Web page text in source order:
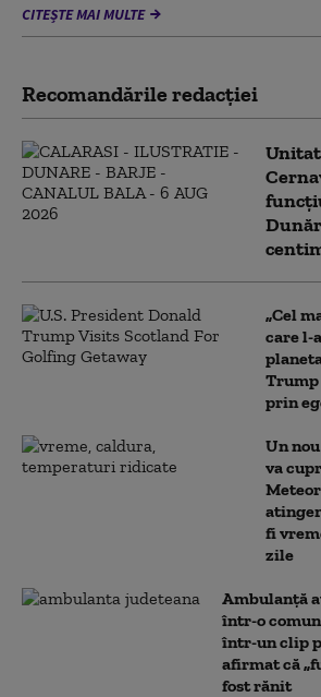
CITEȘTE MAI MULTE
Recomandările redacţiei
„Cel
care l-
Trump
prin
Un
va
fi
zile
Ambulanţă
într-o
într-un clip
afirmat că
fost rănit